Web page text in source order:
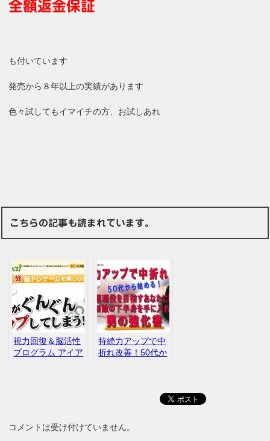
全額返金保証
も付いています
発売から８年以上の実績があります
色々試してもイマイチの方、お試しあれ
こちらの記事も読まれています。
視力回復＆脳活性
プログラム アイア
持続力アップで中
折れ改善！50代か
身を手に入れる男
コメントは受け付けていません。